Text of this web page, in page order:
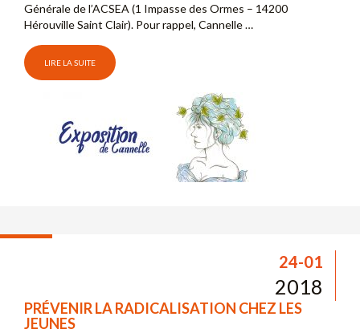
Générale de l’ACSEA (1 Impasse des Ormes – 14200
Hérouville Saint Clair). Pour rappel, Cannelle …
LIRE LA SUITE
24-01
2018
PRÉVENIR LA RADICALISATION CHEZ LES
JEUNES